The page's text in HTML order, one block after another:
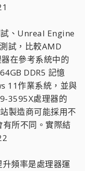
、Unreal Engine
試，比較AMD
在參考系統中的
DDR5 記憶
11作業系統，並與
3595X處理器的
製造商可能採用不
所不同。實際結
頻率是處理器運